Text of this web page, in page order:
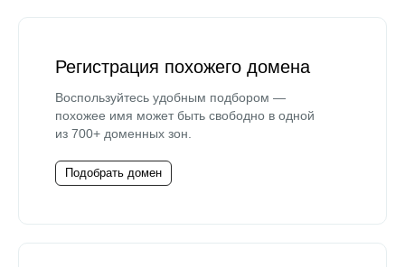
Регистрация похожего домена
Воспользуйтесь удобным подбором —
похожее имя может быть свободно в одной
из 700+ доменных зон.
Подобрать домен